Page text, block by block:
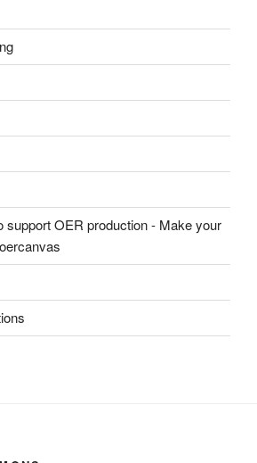
support OER production - Make your